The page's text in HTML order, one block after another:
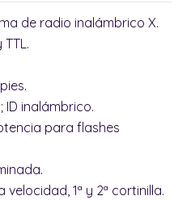
de radio inalámbrico X.
ID inalámbrico.
para flashes
1ª y 2ª cortinilla.